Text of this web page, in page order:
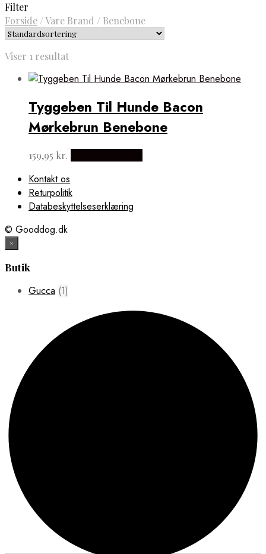
Filter
Forside/Vare Brand / Benebone
Viser 1 resultat
Tyggeben Til Hunde Bacon
Mørkebrun Benebone
159,95 kr.
Kontakt os
Returpolitik
Databeskyttelseserklæring
© Gooddog.dk
×
Butik
Gucca (1)